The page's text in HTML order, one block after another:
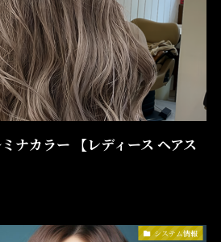
ナカラー 【レディース ヘアス
システム情報